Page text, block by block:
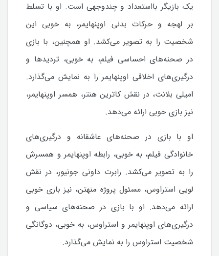
یک بازیگر بااستعداد و چندوجهی است. او با تسلط
بر لهجه و حرکات بدنی اوپنهایمر، به خوبی این
شخصیت را به تصویر می‌کشد. او همچنین، با بازی
در صحنه‌های احساسی فیلم، به خوبی، تردیدها و
درگیری‌های اخلاقی اوپنهایمر را به نمایش می‌گذارد.
امیلی بلانت، در نقش کاترین هنتر، همسر اوپنهایمر،
نیز بازی خوبی ارائه می‌دهد.
او با بازی در صحنه‌های عاشقانه و درگیری‌های
خانوادگی فیلم، به خوبی، رابطه اوپنهایمر و همسرش
را به تصویر می‌کشد. رابرت داونی جونیور، در نقش
لویی استراوس، مسئول پروژه منهتن، نیز بازی خوبی
ارائه می‌دهد. او با بازی در صحنه‌های سیاسی و
درگیری‌های اوپنهایمر و استراوس، به خوبی، دوگانگی
شخصیت استراوس را به نمایش می‌گذارد.